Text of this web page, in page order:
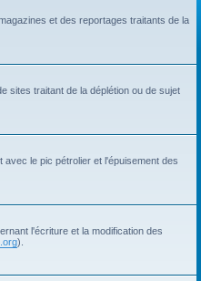
et des reportages traitants de la
sites traitant de la déplétion ou de sujet
le pic pétrolier et l'épuisement des
l'écriture et la modification des
).